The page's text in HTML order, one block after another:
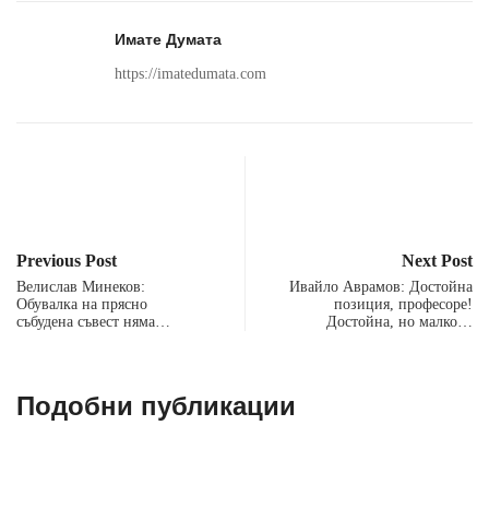
Имате Думата
https://imatedumata.com
Previous Post
Велислав Минеков:
Обувалка на прясно
събудена съвест няма…
Next Post
Ивайло Аврамов: Достойна
позиция, професоре!
Достойна, но малко…
Подобни публикации